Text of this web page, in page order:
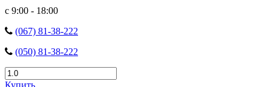
с 9:00 - 18:00
(067) 81-38-222
(050) 81-38-222
Купить